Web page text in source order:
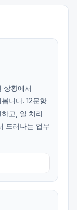
상황에서
니다. 12문항
고, 일 처리
드러나는 업무